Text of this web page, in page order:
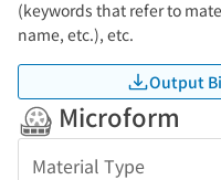
(keywords that refer to
name, etc.), etc.
Output
Microform
Material Type